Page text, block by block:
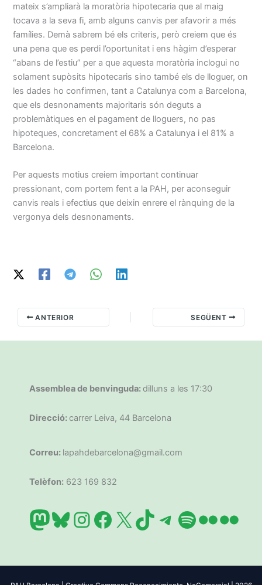
mateix s’ampliarà la moratòria hipotecaria que al maig
tocava a la seva fi, amb alguns canvis per afavorir a més
famílies. Demà sabrem bé els criteris, però creiem que és
una pena que es perdi l’oportunitat i ens hàgim d’esperar
“abans de l’estiu” per a que aquesta moratòria inclogui no
solament supòsits hipotecaris sino també els de lloguer, on
les dades ho confirmen, tant a Catalunya com a Barcelona,
que els desnonaments majoritaris són deguts a
problemàtiques en el pagament de lloguers, no pas
hipoteques, concretament el 68% a Catalunya i el 81% a
Barcelona.
Per aquests motius creiem important continuar
pressionant, com portem fent a la PAH, per aconseguir
canvis reals i efectius que deixin enrere el rànquing de la
vergonya dels desnonaments.
ANTERIOR SEGÜENT
Assemblea de benvinguda: dilluns a les 17:30
Direcció: carrer Leiva, 44 Barcelona
Correu: lapahdebarcelona@gmail.com
Telèfon: 623 169 832
Mastodon
Bluesky
Instagram
Facebook
X TikTok
Telegram
Spotify
Flickr